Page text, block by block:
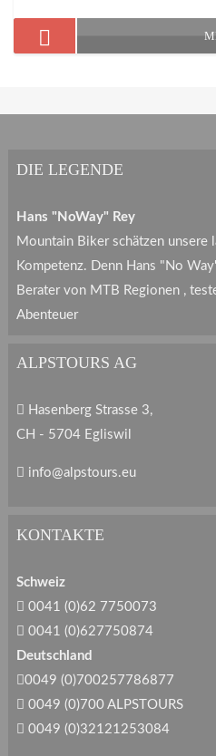
DIE LEGENDE
Hans "NoWay" Rey
Mountain Biker schätzen unsere
Kompetenz. Denn Hans "No
Berater von MTB Regionen ,
Abenteuer
ALPSTOURS AG
Hasenberg Strasse 3,
CH - 5704 Egliswil
info@alpstours.eu
KONTAKTE
Schweiz
0041 (0)62 7750073
0041 (0)627750874
Deutschland
0049 (0)700257786877
0049 (0)700 ALPSTOURS
0049 (0)32121253084